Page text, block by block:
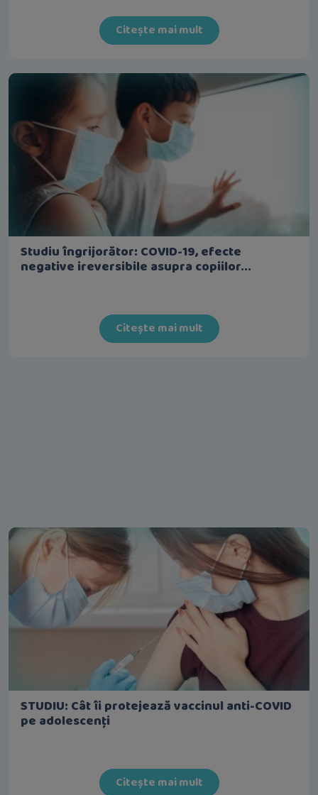
Citește mai mult
Studiu îngrijorător: COVID-19, efecte
negative ireversibile asupra copiilor...
Citește mai mult
STUDIU: Cât îi protejează vaccinul anti-COVID
pe adolescenți
Citește mai mult